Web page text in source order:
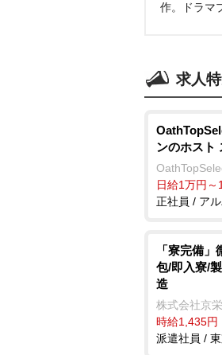
作。ドラマ
求人
ンのホスト
日給1万円～
正社員 / ア
「寮完備
包/即入寮/
造
株式会社京
時給1,435円
派遣社員 /